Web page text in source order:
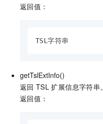
返回值：
TSL字符串
getTslExtInfo()
返回 TSL 扩展信息字符串。
返回值：